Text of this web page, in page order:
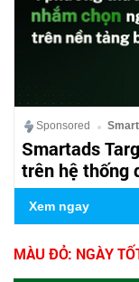
Sponsored
Smartads
trên hệ thống
Xem ngay
MÀU ĐỎ: NGÀY